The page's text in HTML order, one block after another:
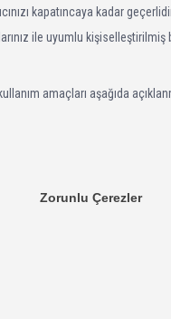
kapatıncaya kadar
ile uyumlu
amaçları aşağıda
Zorunlu Çerezler